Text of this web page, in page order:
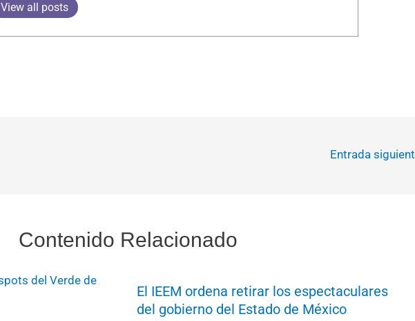
View all posts
Entrada
Contenido Relacionado
El IEEM ordena retirar los espectaculares
del gobierno del Estado de México